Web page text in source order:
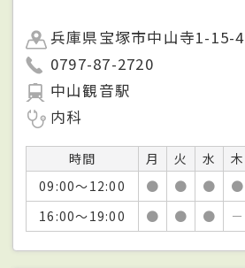
兵庫県宝塚市中山寺1-15-4
0797-87-2720
中山観音駅
内科
時間 月 火 水 木
09:00～12:00
● ● ● ●
16:00～19:00
● ● ● －